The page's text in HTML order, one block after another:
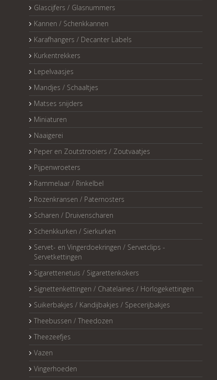
Glascijfers / Glasnummers
Kannen / Schenkkannen
Karafhangers / Decanter Labels
Kurkentrekkers
Lepelvaasjes
Mandjes / Schaaltjes
Matses snijders
Miniaturen
Naaigerei
Peper en Zoutstrooiers / Zoutvaatjes
Pijpenwroeters
Rammelaar / Rinkelbel
Rozenkransen / Paternosters
Scharen / Druivenscharen
Schenkkurken / Sierkurken
Servet- en Vingerdoekringen / Servetclips -
Servetkettingen
Sigarettenetuis / Sigarettenkokers
Signettenkettingen / Chatelaines / Horlogekettingen
Suikerbakjes / Kandijbakjes / Specerijbakjes
Theebussen / Theedozen
Theezeefjes
Vazen
Vingerhoeden